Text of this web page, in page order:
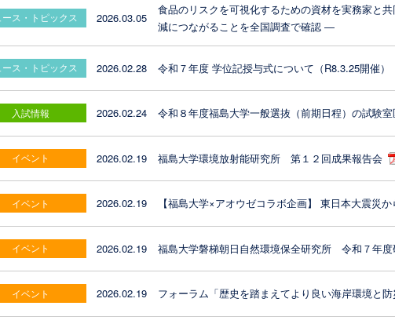
ス・トピックス 2026.03.05
食品のリスクを可視化するための資材を実務家と
減につながることを全国調査で確認 ―
ス・トピックス 2026.02.28 令和７年度 学位記授与式について（R8.3.25開催）
入試情報 2026.02.24 令和８年度福島大学一般選抜（前期日程）の試験
イベント 2026.02.19 福島大学環境放射能研究所 第１２回成果報告会
イベント 2026.02.19 【福島大学×アオウゼコラボ企画】 東日本大震災
イベント 2026.02.19 福島大学磐梯朝日自然環境保全研究所 令和７年度
イベント 2026.02.19 フォーラム「歴史を踏まえてより良い海岸環境と防